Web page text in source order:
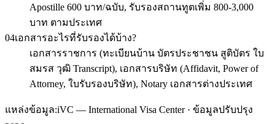
Apostille 600 บาท/ฉบับ, รับรองสถานทูตเพิ่ม 800-3,000
บาท ตามประเทศ
04เอกสารอะไรที่รับรองได้บ้าง?
เอกสารราชการ (ทะเบียนบ้าน บัตรประชาชน สูติบัตร ใบ
สมรส วุฒิ Transcript), เอกสารบริษัท (Affidavit, Power of
Attorney, ใบรับรองบริษัท), Notary เอกสารต่างประเทศ
แหล่งข้อมูล:iVC — International Visa Center · ข้อมูลปรับปรุง